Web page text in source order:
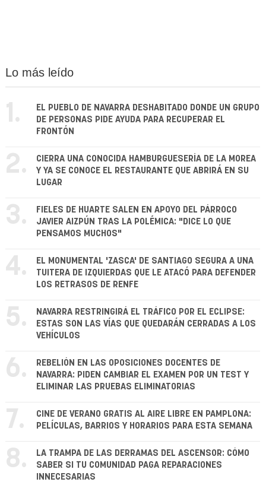
Lo más leído
1.
EL PUEBLO DE NAVARRA DESHABITADO DONDE UN GRUPO
DE PERSONAS PIDE AYUDA PARA RECUPERAR EL
FRONTÓN
2.
CIERRA UNA CONOCIDA HAMBURGUESERÍA DE LA MOREA
Y YA SE CONOCE EL RESTAURANTE QUE ABRIRÁ EN SU
LUGAR
3.
FIELES DE HUARTE SALEN EN APOYO DEL PÁRROCO
JAVIER AIZPÚN TRAS LA POLÉMICA: "DICE LO QUE
PENSAMOS MUCHOS"
4.
EL MONUMENTAL 'ZASCA' DE SANTIAGO SEGURA A UNA
TUITERA DE IZQUIERDAS QUE LE ATACÓ PARA DEFENDER
LOS RETRASOS DE RENFE
5.
NAVARRA RESTRINGIRÁ EL TRÁFICO POR EL ECLIPSE:
ESTAS SON LAS VÍAS QUE QUEDARÁN CERRADAS A LOS
VEHÍCULOS
6.
REBELIÓN EN LAS OPOSICIONES DOCENTES DE
NAVARRA: PIDEN CAMBIAR EL EXAMEN POR UN TEST Y
ELIMINAR LAS PRUEBAS ELIMINATORIAS
7.
CINE DE VERANO GRATIS AL AIRE LIBRE EN PAMPLONA:
PELÍCULAS, BARRIOS Y HORARIOS PARA ESTA SEMANA
8.
LA TRAMPA DE LAS DERRAMAS DEL ASCENSOR: CÓMO
SABER SI TU COMUNIDAD PAGA REPARACIONES
INNECESARIAS